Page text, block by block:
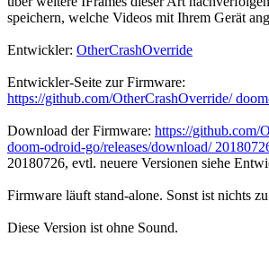
Entwickler: OtherCrashOverride
Entwickler-Seite zur Firmware:
https://github.com/OtherCrashOverride/
Download der Firmware: https://github.com/
doom-odroid-go/releases/download/
20180726, evtl. neuere Versionen siehe
Firmware läuft stand-alone. Sonst ist nichts
Diese Version ist ohne Sound.